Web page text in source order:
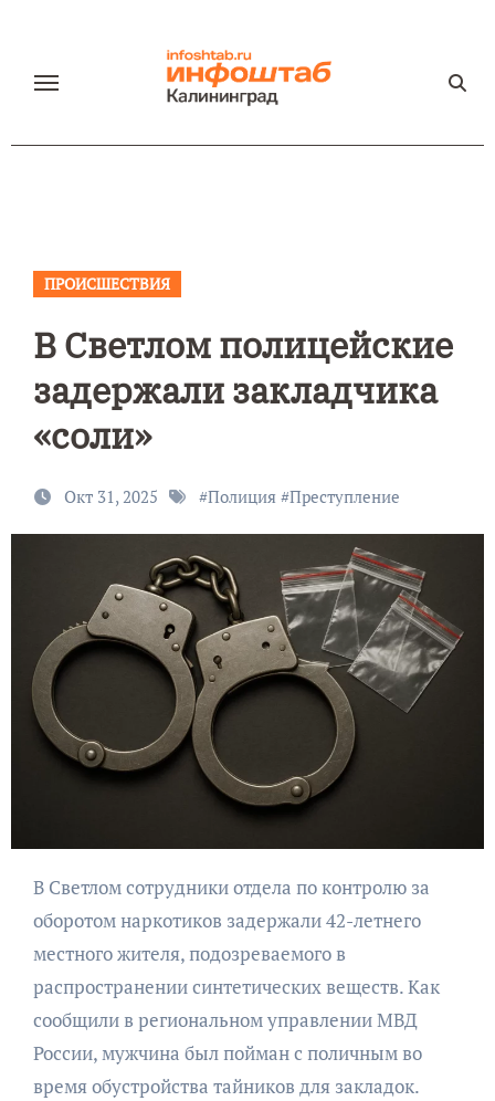
содержанию
ПРОИСШЕСТВИЯ
В Светлом полицейские
задержали закладчика
«соли»
Окт 31, 2025 #Полиция#Преступление
В Светлом сотрудники отдела по контролю за
оборотом наркотиков задержали 42-летнего
местного жителя, подозреваемого в
распространении синтетических веществ. Как
сообщили в региональном управлении МВД
России, мужчина был пойман с поличным во
время обустройства тайников для закладок.